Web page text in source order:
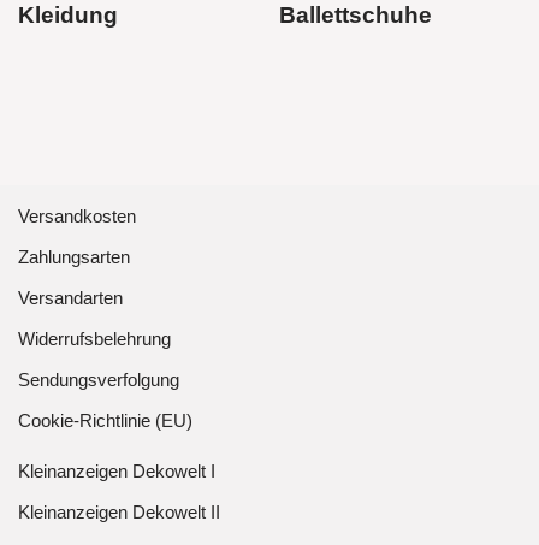
Kleidung
Ballettschuhe
Versandkosten
Zahlungsarten
Versandarten
Widerrufsbelehrung
Sendungsverfolgung
Cookie-Richtlinie (EU)
Kleinanzeigen Dekowelt I
Kleinanzeigen Dekowelt II